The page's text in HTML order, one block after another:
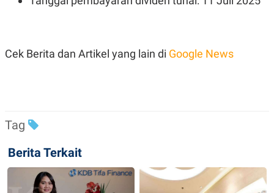
T
A
N
V
S
JARINGAN
Cek Berita dan Artikel yang lain di Google News
Tag
Berita Terkait